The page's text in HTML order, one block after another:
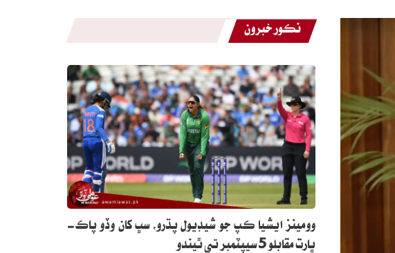
نڪور خبرون
وومينز ايشيا ڪپ جو شيڊيول پڌرو، سڀ کان وڏو پاڪ-
ڀارت مقابلو 5 سيپٽمبر تي ٿيندو